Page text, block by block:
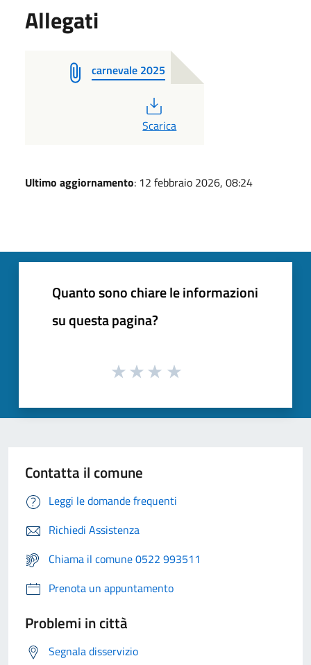
Allegati
carnevale 2025
PDF
Scarica
Ultimo aggiornamento: 12 febbraio 2026, 08:24
Quanto sono chiare le informazioni
su questa pagina?
Contatta il comune
Leggi le domande frequenti
Richiedi Assistenza
Chiama il comune 0522 993511
Prenota un appuntamento
Problemi in città
Segnala disservizio